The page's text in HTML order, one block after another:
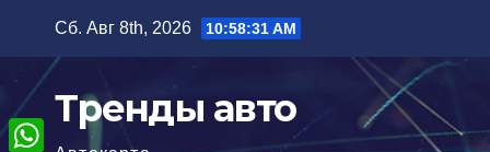
содержимому
Сб. Авг 8th, 2026 10:58:32 AM
Тренды авто